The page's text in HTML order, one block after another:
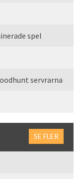
spel
servrarna
SE FLER